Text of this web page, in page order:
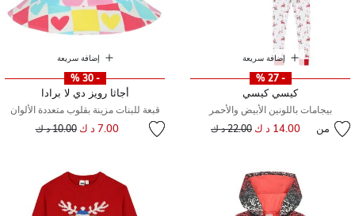
إضافة سريعة
- 27 %
كيسي كيسي
بيجامات باللونين الأبيض والأحمر
من 14.00 د ك سعر مخفض من
22.00 د ك
إضافة سريعة
- 30 %
أجاثا رويز دي لا برادا
قبعة للبنات مزينة بقلوب متعددة الألوان
7.00 د ك سعر مخفض من
10.00 د ك إلى